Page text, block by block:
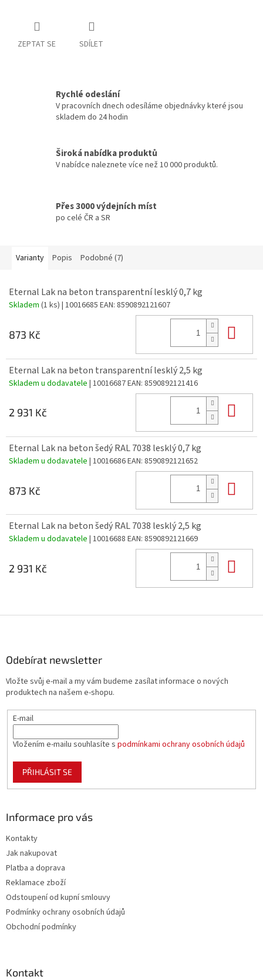
ZEPTAT SE SDÍLET
Rychlé odeslání
V pracovních dnech odesíláme objednávky které jsou
skladem do 24 hodin
Široká nabídka produktů
V nabídce naleznete více než 10 000 produktů.
Přes 3000 výdejních míst
po celé ČR a SR
Varianty Popis Podobné (7)
Eternal Lak na beton transparentní lesklý 0,7 kg
Skladem (1 ks) | 10016685 EAN: 8590892121607
873 Kč
Eternal Lak na beton transparentní lesklý 2,5 kg
Skladem u dodavatele | 10016687EAN: 8590892121416
2 931 Kč
Eternal Lak na beton šedý RAL 7038 lesklý 0,7 kg
Skladem u dodavatele | 10016686EAN: 8590892121652
873 Kč
Eternal Lak na beton šedý RAL 7038 lesklý 2,5 kg
Skladem u dodavatele | 10016688 EAN: 8590892121669
2 931 Kč
Odebírat newsletter
Vložte svůj e-mail a my vám budeme zasílat informace o nových
produktech na našem e-shopu.
E-mail
Vložením e-mailu souhlasíte s podmínkami ochrany osobních údajů
PŘIHLÁSIT SE
Informace pro vás
Kontakty
Jak nakupovat
Platba a doprava
Reklamace zboží
Odstoupení od kupní smlouvy
Podmínky ochrany osobních údajů
Obchodní podmínky
Kontakt